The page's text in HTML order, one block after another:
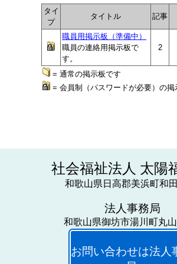
タイ
プ
タイトル 記事
職員用掲示板（準備中）
職員の連絡用掲示板で
す。
2
= 通常の掲示板です
= 会員制（パスワードが必要）の掲
社会福祉法人 太陽
和歌山県日高郡美浜町和
法人事務局
和歌山県御坊市湯川町丸
お問い合わせは法人